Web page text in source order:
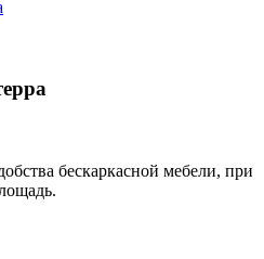
бескаркасной мебели, при